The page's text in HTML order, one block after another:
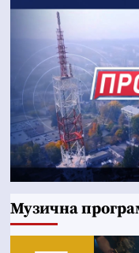
Музична